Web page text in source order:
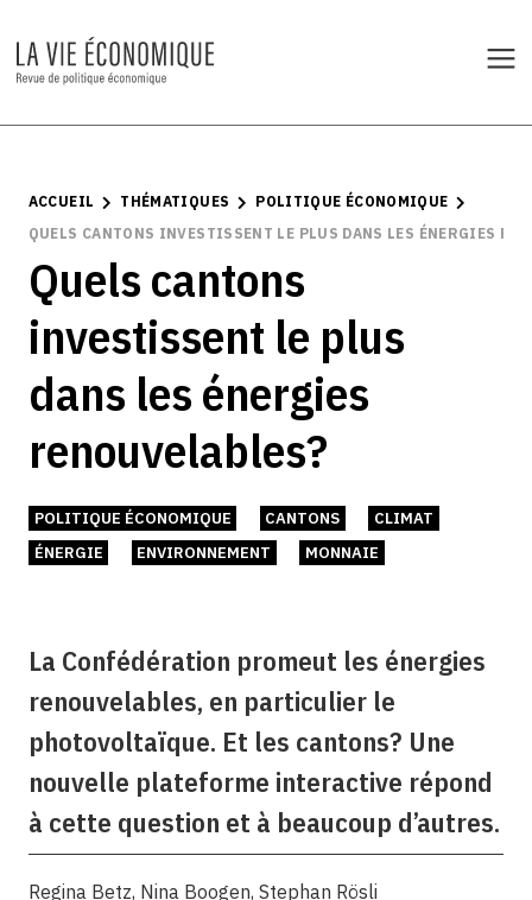
ACCUEIL THÉMATIQUES
POLITIQUE ÉCONOMIQUE
QUELS CANTONS INVESTISSENT LE PLUS DANS LES ÉNERGIES
Quels cantons
investissent le plus
dans les énergies
renouvelables?
POLITIQUE ÉCONOMIQUE CANTONS
CLIMAT
ÉNERGIE
ENVIRONNEMENT MONNAIE
La Confédération promeut les énergies
renouvelables, en particulier le
photovoltaïque. Et les cantons? Une
nouvelle plateforme interactive répond
à cette question et à beaucoup d’autres.
Regina Betz, Nina Boogen, Stephan Rösli